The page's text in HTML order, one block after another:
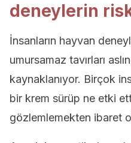
deneylerin
İnsanların hayvan
umursamaz tavırları
kaynaklanıyor. Birçok
bir krem sürüp ne etki
gözlemlemekten ibaret